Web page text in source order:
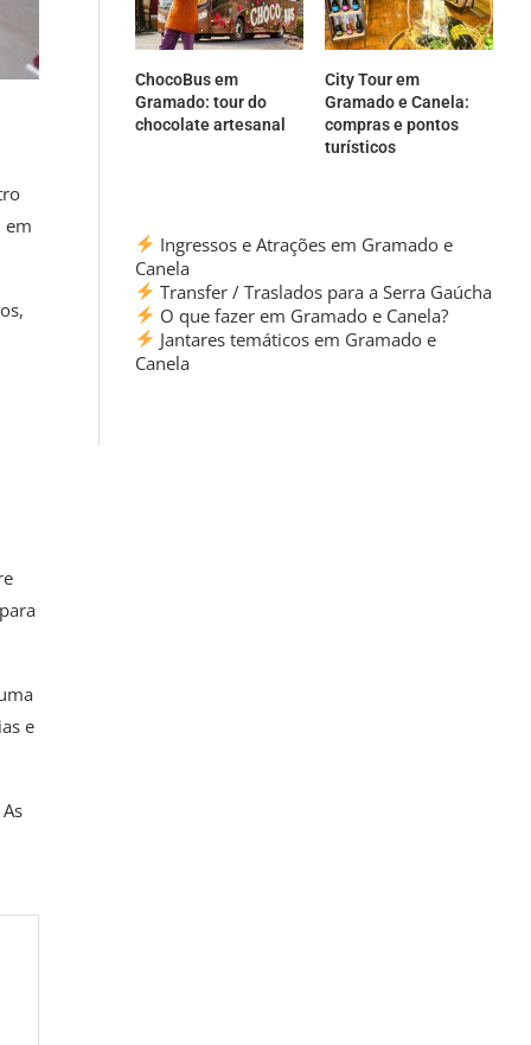
em
e
ChocoBus em
Gramado: tour do
chocolate artesanal
City Tour em
Gramado e Canela:
compras e pontos
turísticos
Ingressos e Atrações em Gramado e
Canela
Transfer / Traslados para a Serra Gaúcha
O que fazer em Gramado e Canela?
Jantares temáticos em Gramado e
Canela